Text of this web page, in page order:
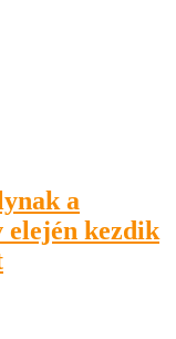
a
kezdik